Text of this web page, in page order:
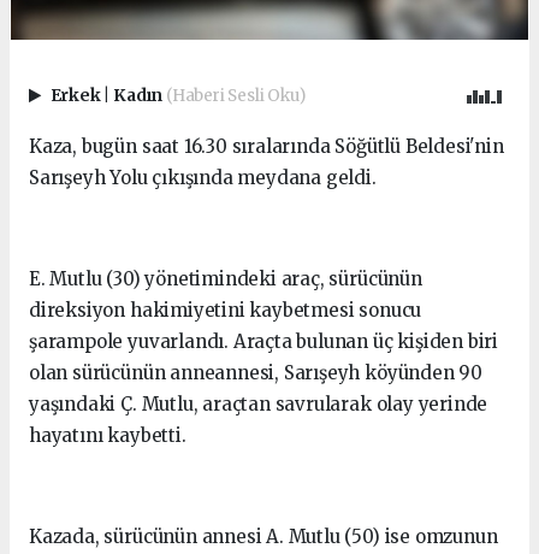
Erkek Kadın (Haberi Sesli Oku)
Kaza, bugün saat 16.30 sıralarında Söğütlü Beldesi'nin
Sarışeyh Yolu çıkışında meydana geldi.
E. Mutlu (30) yönetimindeki araç, sürücünün
direksiyon hakimiyetini kaybetmesi sonucu
şarampole yuvarlandı. Araçta bulunan üç kişiden biri
olan sürücünün anneannesi, Sarışeyh köyünden 90
yaşındaki Ç. Mutlu, araçtan savrularak olay yerinde
hayatını kaybetti.
Kazada, sürücünün annesi A. Mutlu (50) ise omzunun